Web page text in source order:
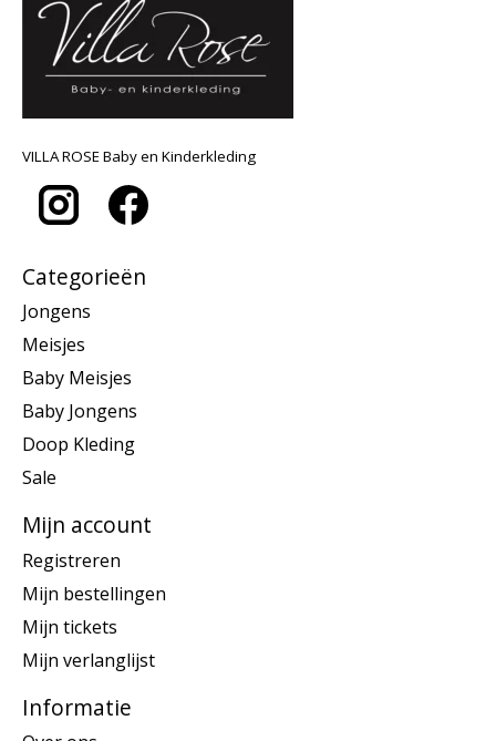
VILLA ROSE Baby en Kinderkleding
Categorieën
Jongens
Meisjes
Baby Meisjes
Baby Jongens
Doop Kleding
Sale
Mijn account
Registreren
Mijn bestellingen
Mijn tickets
Mijn verlanglijst
Informatie